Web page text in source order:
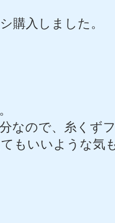
購入しました。
なので、糸くず
もいいような気